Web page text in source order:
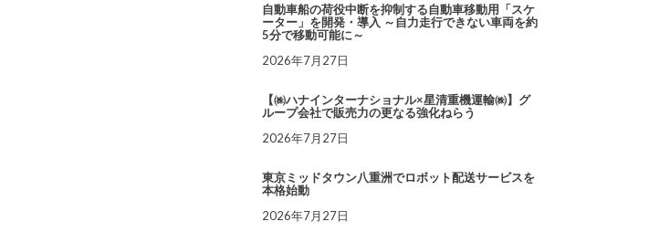
自動車船の荷役中断を抑制する自動車移動用「スケ
ーター」を開発・導入 ～自力走行できない車両を約
5分で移動可能に～
2026年7月27日
【㈱ハナインターナショナル×星清重機運輸㈱】グ
ループ会社で販売力の更なる強化ねらう
2026年7月27日
東京ミッドタウン八重洲でロボット配送サービスを
本格始動
2026年7月27日